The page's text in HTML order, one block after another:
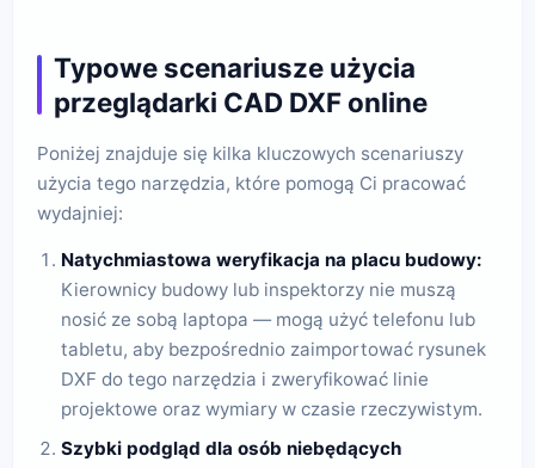
Typowe scenariusze użycia
przeglądarki CAD DXF online
Poniżej znajduje się kilka kluczowych scenariuszy
użycia tego narzędzia, które pomogą Ci pracować
wydajniej:
Natychmiastowa weryfikacja na placu budowy:
Kierownicy budowy lub inspektorzy nie muszą
nosić ze sobą laptopa — mogą użyć telefonu lub
tabletu, aby bezpośrednio zaimportować rysunek
DXF do tego narzędzia i zweryfikować linie
projektowe oraz wymiary w czasie rzeczywistym.
Szybki podgląd dla osób niebędących